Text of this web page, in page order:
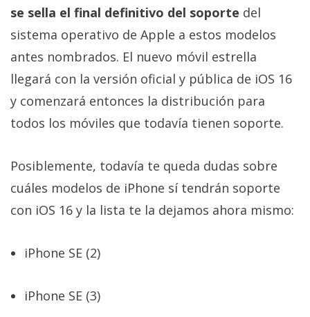
se sella el final definitivo del soporte del
sistema operativo de Apple a estos modelos
antes nombrados. El nuevo móvil estrella
llegará con la versión oficial y pública de iOS 16
y comenzará entonces la distribución para
todos los móviles que todavía tienen soporte.
Posiblemente, todavía te queda dudas sobre
cuáles modelos de iPhone sí tendrán soporte
con iOS 16 y la lista te la dejamos ahora mismo:
iPhone SE (2)
iPhone SE (3)